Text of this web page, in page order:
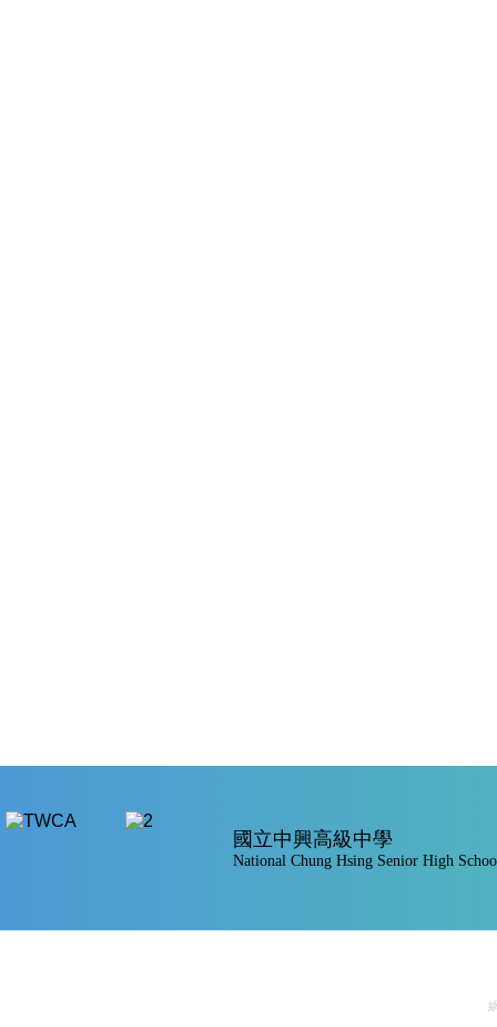
國立中興高級中學
National Chung Hsing Senior High